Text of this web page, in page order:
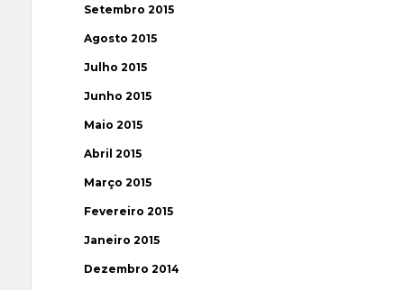
Setembro 2015
Agosto 2015
Julho 2015
Junho 2015
Maio 2015
Abril 2015
Março 2015
Fevereiro 2015
Janeiro 2015
Dezembro 2014